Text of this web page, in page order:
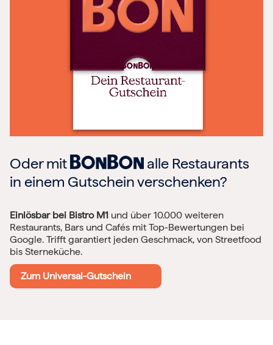
Oder mit
alle Restaurants
in einem Gutschein verschenken?
Einlösbar bei Bistro M1 und über 10.000 weiteren
Restaurants, Bars und Cafés mit Top-Bewertungen bei
Google. Trifft garantiert jeden Geschmack, von Streetfood
bis Sterneküche.
Zum Universal-Gutschein